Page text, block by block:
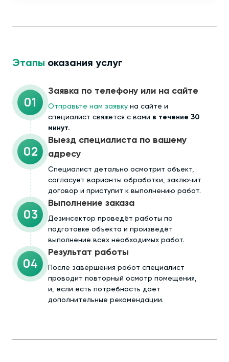
Этапы оказания услуг
01
Заявка по телефону или на сайте
Отправьте нам заявку на сайте и
специалист свяжется с вами в течение 30
минут.
02
Выезд специалиста по вашему
адресу
Cпециалист детально осмотрит объект,
согласует варианты обработки, заключит
договор и приступит к выполнению работ.
03
Выполнение заказа
Дезинсектор проведёт работы по
подготовке объекта и произведёт
выполнение всех необходимых работ.
04
Результат работы
После завершения работ специалист
проводит повторный осмотр помещения,
и, если есть потребность дает
дополнительные рекомендации.